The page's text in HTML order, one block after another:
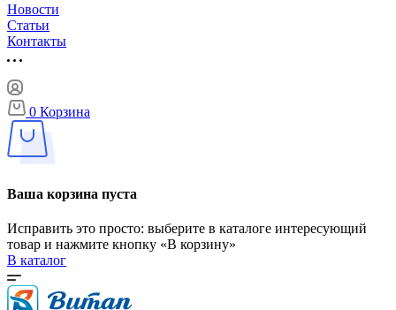
Новости
Статьи
Контакты
0 Корзина
Ваша корзина пуста
Исправить это просто: выберите в каталоге интересующий
товар и нажмите кнопку «В корзину»
В каталог